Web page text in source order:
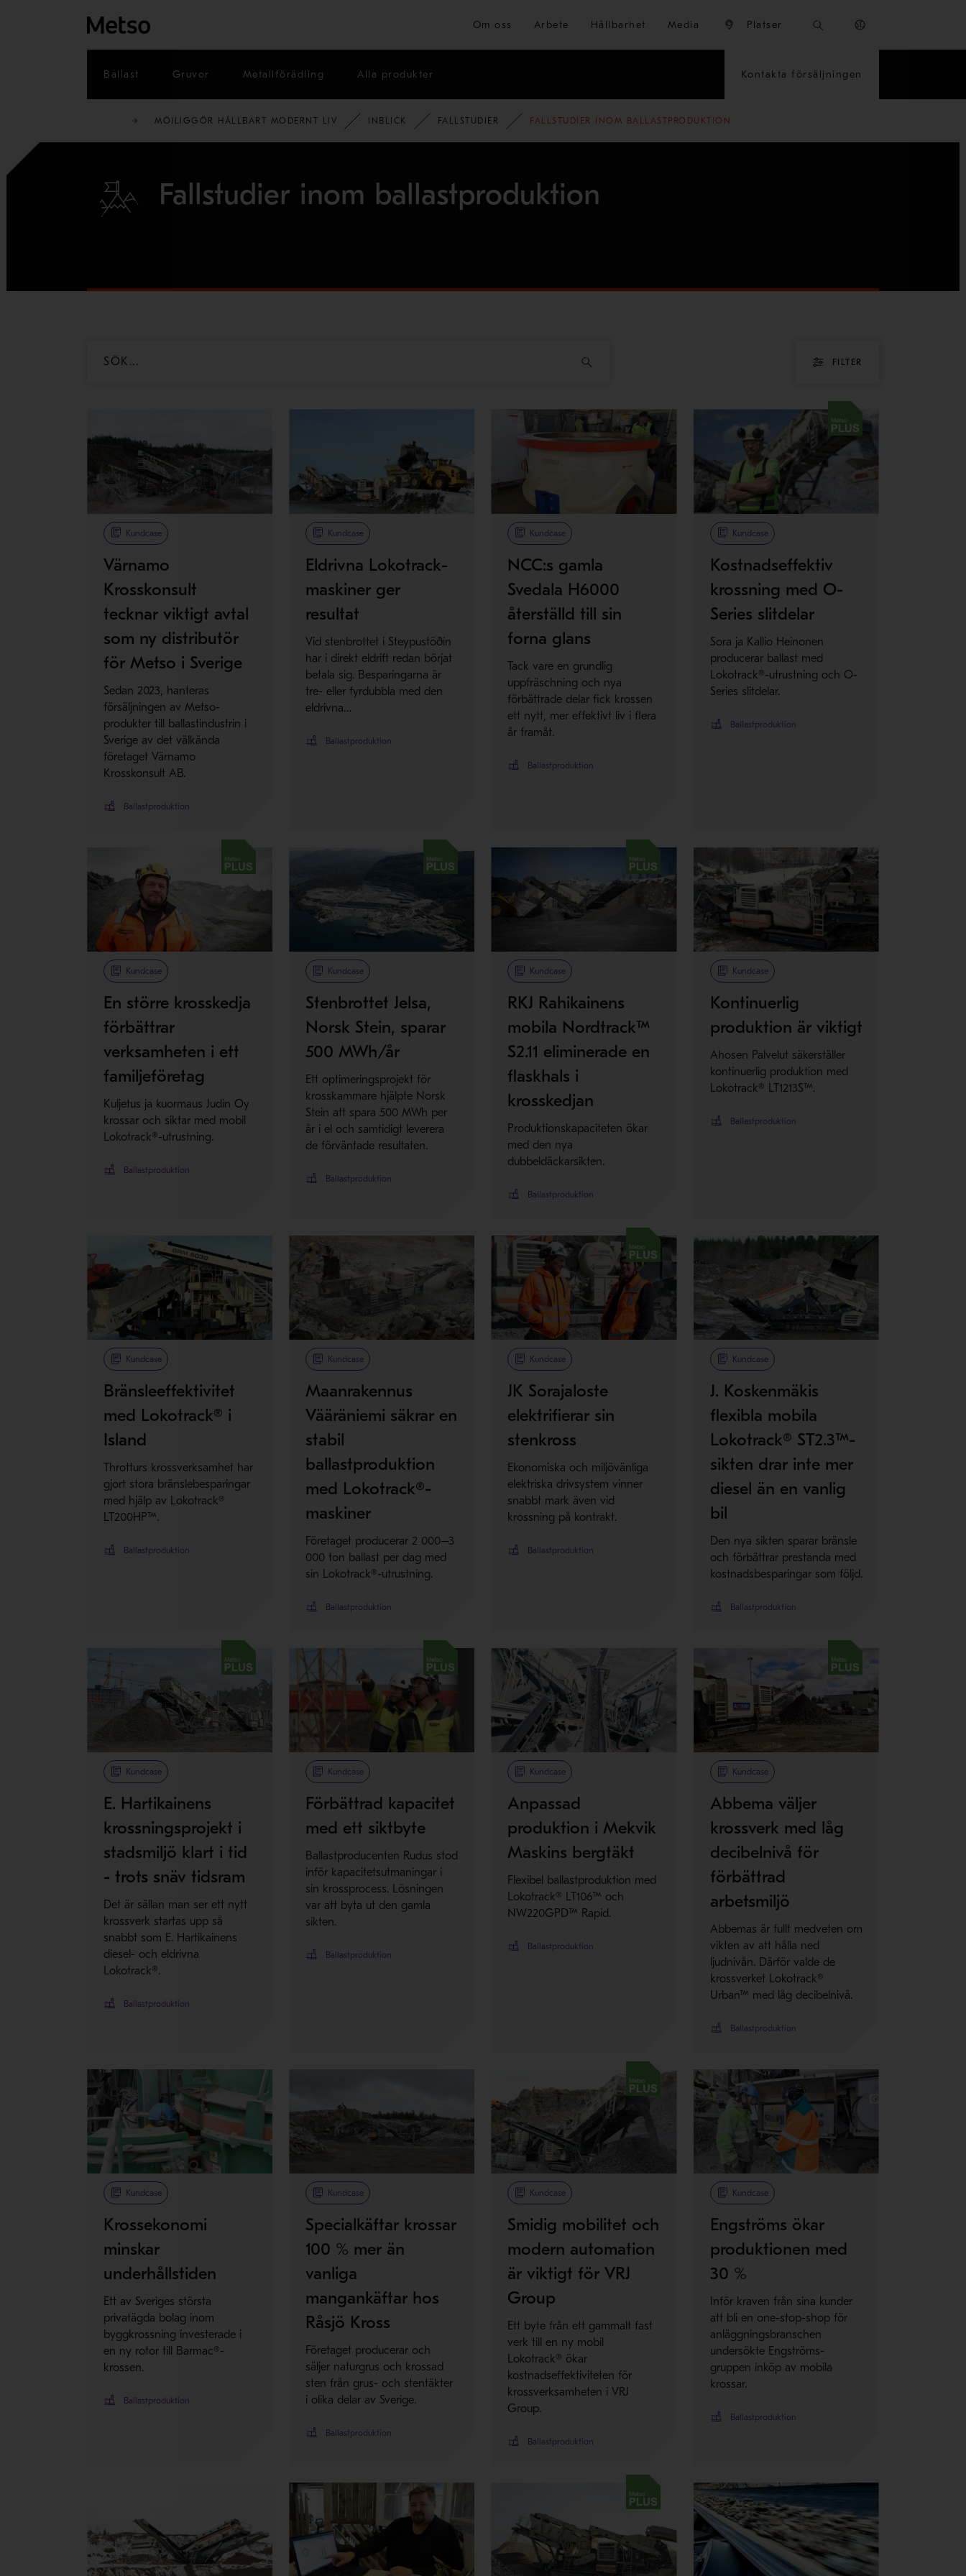
Hoppa till huvudinnehåll
Om oss Arbete Hållbarhet Media Platser
Ballast Gruvor Metallförädling Alla produkter Kontakta försäljningen
MÖJLIGGÖR HÅLLBART MODERNT LIV INBLICK FALLSTUDIER FALLSTUDIER INOM BALLASTPRODUKTION
Fallstudier inom ballastproduktion
FILTER
Kundcase
Värnamo
Krosskonsult
tecknar viktigt avtal
som ny distributör
för Metso i Sverige
Sedan 2023, hanteras
försäljningen av Metso-
produkter till ballastindustrin i
Sverige av det välkända
företaget Värnamo
Krosskonsult AB.
Ballastproduktion
Kundcase
Eldrivna Lokotrack-
maskiner ger
resultat
Vid stenbrottet i Steypustöðin
har i direkt eldrift redan börjat
betala sig. Besparingarna är
tre- eller fyrdubbla med den
eldrivna…
Ballastproduktion
Kundcase
NCC:s gamla
Svedala H6000
återställd till sin
forna glans
Tack vare en grundlig
uppfräschning och nya
förbättrade delar fick krossen
ett nytt, mer effektivt liv i flera
år framåt.
Ballastproduktion
Metso Plus
Kundcase
Kostnadseffektiv
krossning med O-
Series slitdelar
Sora ja Kallio Heinonen
producerar ballast med
Lokotrack®-utrustning och O-
Series slitdelar.
Ballastproduktion
Metso Plus
Kundcase
En större krosskedja
förbättrar
verksamheten i ett
familjeföretag
Kuljetus ja kuormaus Judin Oy
krossar och siktar med mobil
Lokotrack®-utrustning.
Ballastproduktion
Metso Plus
Kundcase
Stenbrottet Jelsa,
Norsk Stein, sparar
500 MWh/år
Ett optimeringsprojekt för
krosskammare hjälpte Norsk
Stein att spara 500 MWh per
år i el och samtidigt leverera
de förväntade resultaten.
Ballastproduktion
Metso Plus
Kundcase
RKJ Rahikainens
mobila Nordtrack™
S2.11 eliminerade en
flaskhals i
krosskedjan
Produktionskapaciteten ökar
med den nya
dubbeldäckarsikten.
Ballastproduktion
Kundcase
Kontinuerlig
produktion är viktigt
Ahosen Palvelut säkerställer
kontinuerlig produktion med
Lokotrack® LT1213S™.
Ballastproduktion
Kundcase
Bränsleeffektivitet
med Lokotrack® i
Island
Throtturs krossverksamhet har
gjort stora bränslebesparingar
med hjälp av Lokotrack®
LT200HP™.
Ballastproduktion
Kundcase
Maanrakennus
Vääräniemi säkrar en
stabil
ballastproduktion
med Lokotrack®-
maskiner
Företaget producerar 2 000–3
000 ton ballast per dag med
sin Lokotrack®-utrustning.
Ballastproduktion
Metso Plus
Kundcase
JK Sorajaloste
elektrifierar sin
stenkross
Ekonomiska och miljövänliga
elektriska drivsystem vinner
snabbt mark även vid
krossning på kontrakt.
Ballastproduktion
Kundcase
J. Koskenmäkis
flexibla mobila
Lokotrack® ST2.3™-
sikten drar inte mer
diesel än en vanlig
bil
Den nya sikten sparar bränsle
och förbättrar prestanda med
kostnadsbesparingar som följd.
Ballastproduktion
Metso Plus
Kundcase
E. Hartikainens
krossningsprojekt i
stadsmiljö klart i tid
- trots snäv tidsram
Det är sällan man ser ett nytt
krossverk startas upp så
snabbt som E. Hartikainens
diesel- och eldrivna
Lokotrack®.
Ballastproduktion
Metso Plus
Kundcase
Förbättrad kapacitet
med ett siktbyte
Ballastproducenten Rudus stod
inför kapacitetsutmaningar i
sin krossprocess. Lösningen
var att byta ut den gamla
sikten.
Ballastproduktion
Kundcase
Anpassad
produktion i Mekvik
Maskins bergtäkt
Flexibel ballastproduktion med
Lokotrack® LT106™ och
NW220GPD™ Rapid.
Ballastproduktion
Metso Plus
Kundcase
Abbema väljer
krossverk med låg
decibelnivå för
förbättrad
arbetsmiljö
Abbemas är fullt medveten om
vikten av att hålla ned
ljudnivån. Därför valde de
krossverket Lokotrack®
Urban™ med låg decibelnivå.
Ballastproduktion
Kundcase
Krossekonomi
minskar
underhållstiden
Ett av Sveriges största
privatägda bolag inom
byggkrossning investerade i
en ny rotor till Barmac®-
krossen.
Ballastproduktion
Kundcase
Specialkäftar krossar
100 % mer än
vanliga
mangankäftar hos
Råsjö Kross
Företaget producerar och
säljer naturgrus och krossad
sten från grus- och stentäkter
i olika delar av Sverige.
Ballastproduktion
Metso Plus
Kundcase
Smidig mobilitet och
modern automation
är viktigt för VRJ
Group
Ett byte från ett gammalt fast
verk till en ny mobil
Lokotrack® ökar
kostnadseffektiviteten för
krossverksamheten i VRJ
Group.
Ballastproduktion
Kundcase
Engströms ökar
produktionen med
30 %
Inför kraven från sina kunder
att bli en one-stop-shop för
anläggningsbranschen
undersökte Engströms-
gruppen inköp av mobila
krossar.
Ballastproduktion